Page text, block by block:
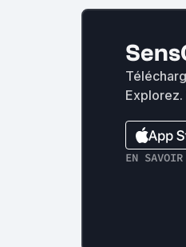
Explorez.
EN